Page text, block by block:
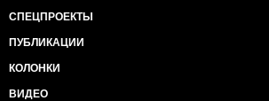
СПЕЦПРОЕКТЫ
ПУБЛИКАЦИИ
КОЛОНКИ
ВИДЕО